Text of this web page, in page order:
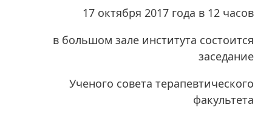
17 октября 2017 года в 12 часов
в большом зале института состоится
заседание
Ученого совета терапевтического
факультета